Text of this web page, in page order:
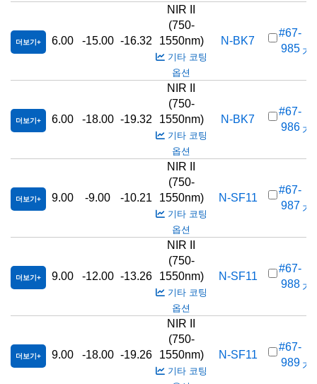
더보기 6.00 -15.00 -16.32
NIR II
(750-
1550nm)
기타 코팅
옵션
N-BK7
#67-
985 가
더보기 6.00 -18.00 -19.32
NIR II
(750-
1550nm)
기타 코팅
옵션
N-BK7
#67-
986 가
더보기 9.00 -9.00 -10.21
NIR II
(750-
1550nm)
기타 코팅
옵션
N-SF11
#67-
987 가
더보기 9.00 -12.00 -13.26
NIR II
(750-
1550nm)
기타 코팅
옵션
N-SF11
#67-
988 가
더보기 9.00 -18.00 -19.26
NIR II
(750-
1550nm)
기타 코팅
N-SF11
#67-
989 가